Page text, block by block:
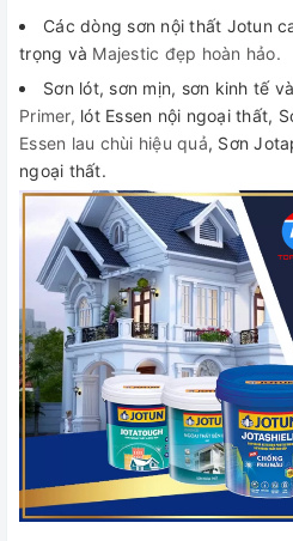
Các dòng sơn nội thất Jotun
trọng và Majestic đẹp hoàn hảo.
Sơn lót, sơn mịn, sơn kinh tế
Primer, lót Essen nội ngoại thất,
Essen lau chùi hiệu quả, Sơn
ngoại thất.